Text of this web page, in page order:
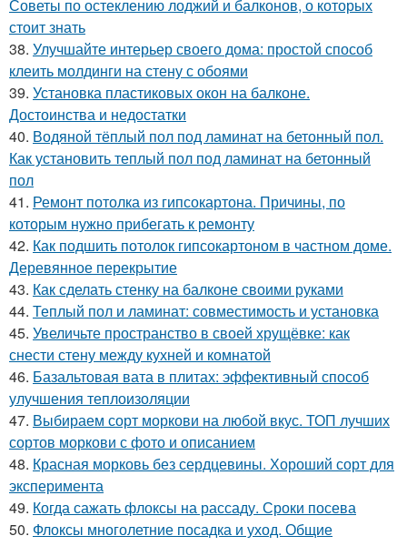
Советы по остеклению лоджий и балконов, о которых
стоит знать
38. Улучшайте интерьер своего дома: простой способ
клеить молдинги на стену с обоями
39. Установка пластиковых окон на балконе.
Достоинства и недостатки
40. Водяной тёплый пол под ламинат на бетонный пол.
Как установить теплый пол под ламинат на бетонный
пол
41. Ремонт потолка из гипсокартона. Причины, по
которым нужно прибегать к ремонту
42. Как подшить потолок гипсокартоном в частном доме.
Деревянное перекрытие
43. Как сделать стенку на балконе своими руками
44. Теплый пол и ламинат: совместимость и установка
45. Увеличьте пространство в своей хрущёвке: как
снести стену между кухней и комнатой
46. Базальтовая вата в плитах: эффективный способ
улучшения теплоизоляции
47. Выбираем сорт моркови на любой вкус. ТОП лучших
сортов моркови с фото и описанием
48. Красная морковь без сердцевины. Хороший сорт для
эксперимента
49. Когда сажать флоксы на рассаду. Сроки посева
50. Флоксы многолетние посадка и уход. Общие